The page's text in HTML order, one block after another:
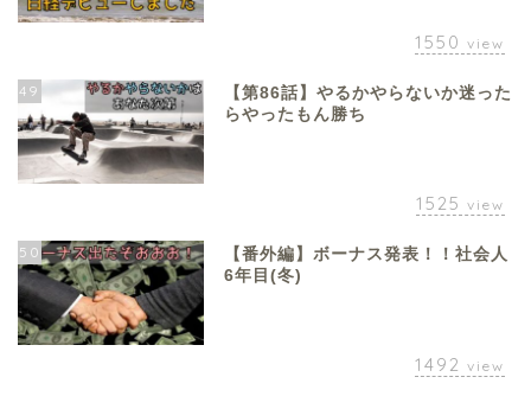
1550 view
49
【第86話】やるかやらないか迷った
らやったもん勝ち
1525 view
50
【番外編】ボーナス発表！！社会人
6年目(冬)
1492 view